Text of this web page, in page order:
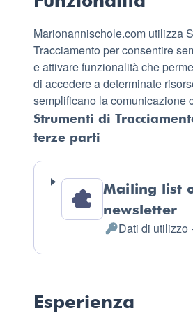
Marionannischole.com utilizza
Tracciamento per consentire
e attivare funzionalità che
di accedere a determinate
semplificano la comunicazione
Strumenti di
terze parti
Mailing list
newsletter
Dati
Personali
Dati di utilizzo
Esperienza